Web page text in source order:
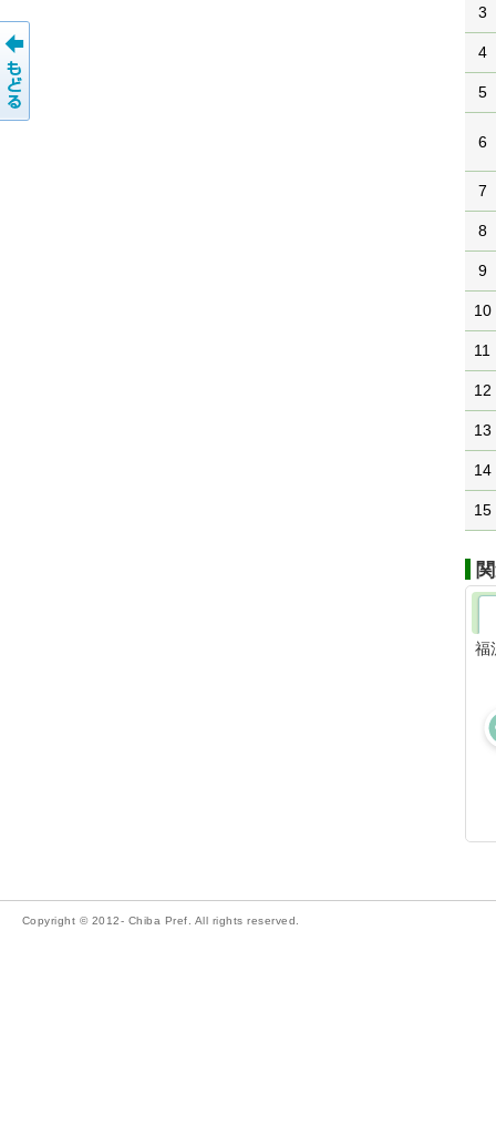
3
4
5
6
7
8
9
10
11
12
13
14
15
福
Copyright © 2012- Chiba Pref. All rights reserved.